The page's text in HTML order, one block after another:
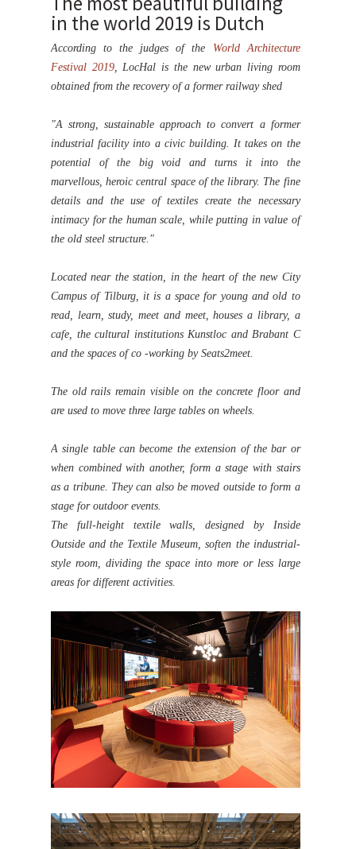
in the world 2019 is Dutch
According to the judges of the World Architecture
Festival 2019, LocHal is the new urban living room
obtained from the recovery of a former railway shed
"A strong, sustainable approach to convert a former
industrial facility into a civic building. It takes on the
potential of the big void and turns it into the
marvellous, heroic central space of the library. The fine
details and the use of textiles create the necessary
intimacy for the human scale, while putting in value of
the old steel structure."
Located near the station, in the heart of the new City
Campus of Tilburg, it is a space for young and old to
read, learn, study, meet and meet, houses a library, a
cafe, the cultural institutions Kunstloc and Brabant C
and the spaces of co -working by Seats2meet.
The old rails remain visible on the concrete floor and
are used to move three large tables on wheels.
A single table can become the extension of the bar or
when combined with another, form a stage with stairs
as a tribune. They can also be moved outside to form a
stage for outdoor events.
The full-height textile walls, designed by Inside
Outside and the Textile Museum, soften the industrial-
style room, dividing the space into more or less large
areas for different activities.